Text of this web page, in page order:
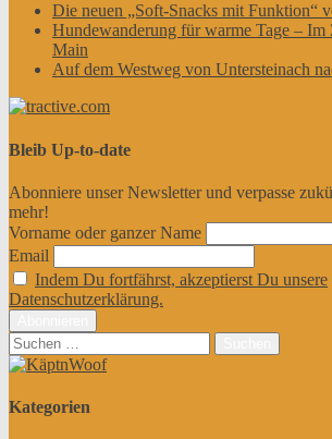
Die neuen „Soft-Snacks mit Funktion“
Hundewanderung für warme Tage – Im
Main
Auf dem Westweg von Untersteinach
Bleib Up-to-date
Abonniere unser Newsletter und verpasse
mehr!
Vorname oder ganzer Name
Email
Indem Du fortfährst, akzeptierst Du unsere
Datenschutzerklärung.
Suchen
nach:
Kategorien